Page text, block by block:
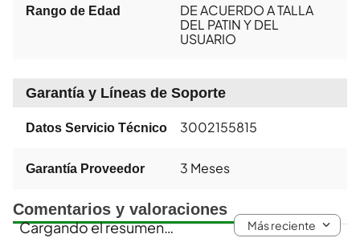
Rango de Edad
DE ACUERDO A TALLA
DEL PATIN Y DEL
USUARIO
Garantía y Líneas de Soporte
Datos Servicio Técnico 3002155815
Garantía Proveedor 3 Meses
Comentarios y valoraciones
Cargando el resumen… Más reciente